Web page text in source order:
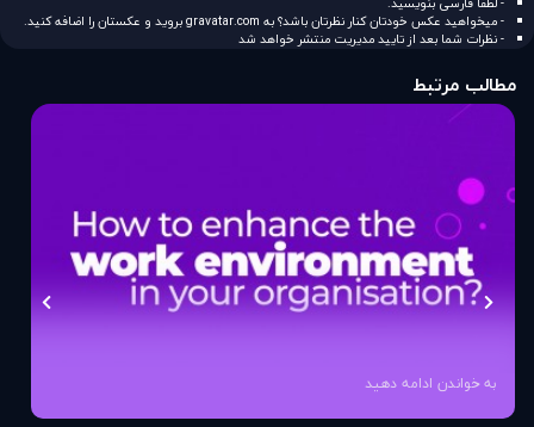
- میخواهید عکس خودتان کنار نظرتان باشد؟ به gravatar.comبروید و عکستان را اضافه کنید.
- نظرات شما بعد از تایید مدیریت منتشر خواهد شد
مطالب مرتبط
به خواندن ادامه دهید